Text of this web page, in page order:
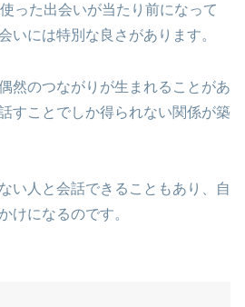
った出会いが当たり前になって
いには特別な良さがあります。
然のつながりが生まれることがあ
すことでしか得られない関係が築
い人と会話できることもあり、自
けになるのです。